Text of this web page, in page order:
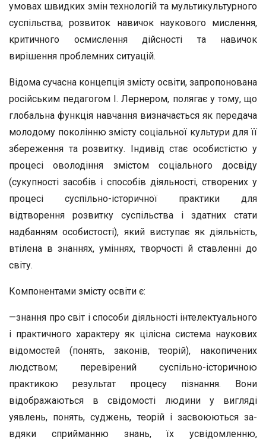
умовах швидких змін техноло­гій та мультикультурного
суспільства; розвиток навичок наукового мислення,
критичного осмислення дійсності та навичок
вирішення проблемних ситуацій.
Відома сучасна концепція змісту освіти, запропонована
російським педагогом І. Лернером, полягає у тому, що
гло­бальна функція навчання визначається як передача
моло­дому поколінню змісту соціальної культури для її
збережен­ня та розвитку. Індивід стає особистістю у
процесі оволодін­ня змістом соціального досвіду
(сукупності засобів і способів діяльності, створених у
процесі суспільно-історичної прак­тики для
відтворення розвитку суспільства і здатних стати
надбанням особистості), який виступає як діяльність,
вті­лена в знаннях, уміннях, творчості й ставленні до
світу.
Компонентами змісту освіти є:
—знання про світ і способи діяльності інтелектуального
і практичного характеру як цілісна система наукових
відомо­стей (понять, законів, теорій), накопичених
людством; пере­вірений суспільно-історичною
практикою результат проце­су пізнання. Вони
відображаються в свідомості людини у вигляді
уявлень, понять, суджень, теорій і засвоюються за­
вдяки сприйманню знань, їх усвідомленню,